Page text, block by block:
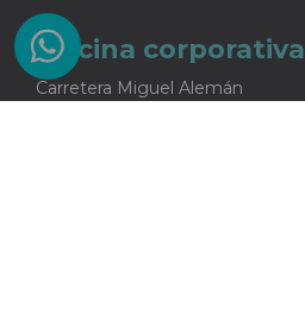
Oficina corporativa
Carretera Miguel Alemán